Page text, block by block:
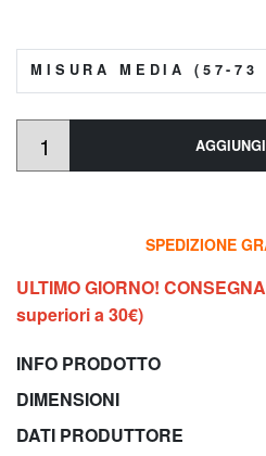
MISURA MEDIA (57-73
SPEDIZIONE
ULTIMO GIORNO!
superiori a 30€)
INFO PRODOTTO
DIMENSIONI
DATI PRODUTTORE